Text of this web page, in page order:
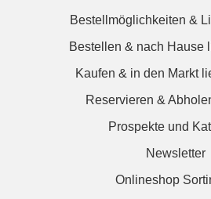
Bestellmöglichkeiten &
Bestellen & nach Hause
Kaufen & in den Markt
Reservieren &
Prospekte und
Newsletter
Onlineshop